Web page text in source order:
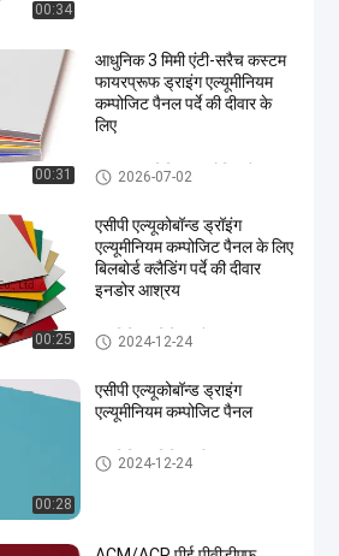
00:34
00:31
आधुनिक 3 मिमी एंटी-सरैच कस्टम
फायरप्रूफ ड्राइंग एल्यूमीनियम
कम्पोजिट पैनल पर्दे की दीवार के
लिए
PVDF एल्यूमिनियम कम्पोजिट पैनल
2026-07-02
00:25
एसीपी एल्यूकोबॉन्ड ड्रॉइंग
एल्यूमीनियम कम्पोजिट पैनल के लिए
बिलबोर्ड क्लैडिंग पर्दे की दीवार
इनडोर आश्रय
एल्युमिनियम मिश्रित पैनल
2024-12-24
00:28
एसीपी एल्यूकोबॉन्ड ड्राइंग
एल्यूमीनियम कम्पोजिट पैनल
एल्युमिनियम मिश्रित पैनल
2024-12-24